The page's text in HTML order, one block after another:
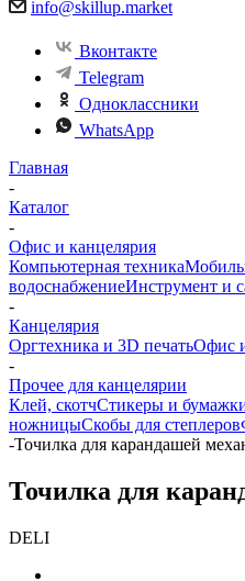
info@skillup.market
Вконтакте
Telegram
Одноклассники
WhatsApp
Главная
-
Каталог
-
Офис и канцелярия
Компьютерная техника
водоснабжениеИнструмент и
-
Канцелярия
Оргтехника и 3D печатьОфис
-
Прочее для канцелярии
Клей, скотчСтикеры и
ножницыСкобы для степлеров
-Точилка для карандашей
Точилка для
DELI